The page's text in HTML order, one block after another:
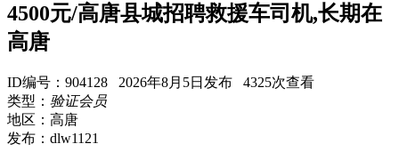
4500元/高唐县城招聘救援车司机,长期在
高唐
ID编号：904128 2026年8月5日发布 4325次查看
类型： 验证会员
地区：高唐
发布：dlw1121